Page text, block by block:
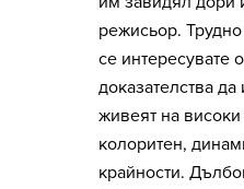
режисьор.
се интересувате
доказателства
живеят на
колоритен,
крайности.